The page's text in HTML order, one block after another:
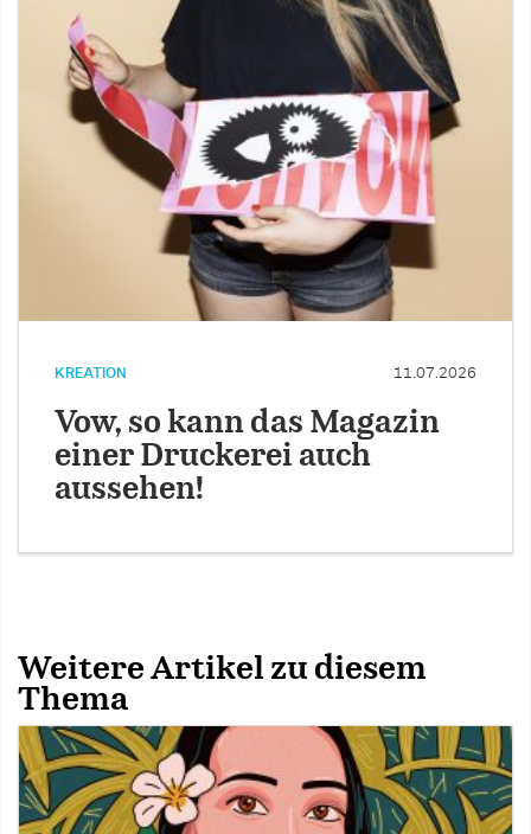
KREATION 11.07.2026
Vow, so kann das Magazin
einer Druckerei auch
aussehen!
Weitere Artikel zu diesem
Thema